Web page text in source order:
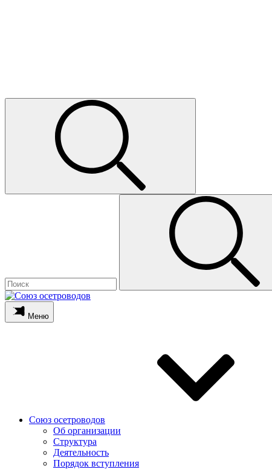
Меню
Союз осетроводов
Об организации
Структура
Деятельность
Порядок вступления